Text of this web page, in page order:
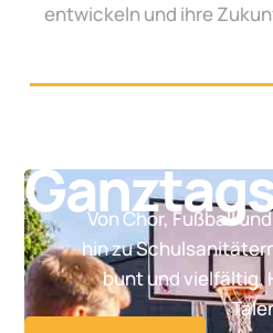
entwickeln und ihre
Von Chor, Fußball
hin zu
bunt und vielfältig.